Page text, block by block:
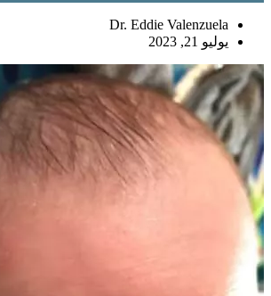
Dr. Eddie Valenzuela
يوليو 21, 2023